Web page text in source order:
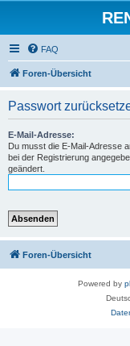
FAQ
Foren-Übersicht
Passwort
E-Mail-Adresse:
Du musst die E-Mail-Adresse
bei der Registrierung
geändert.
Foren-Übersicht
Powered by